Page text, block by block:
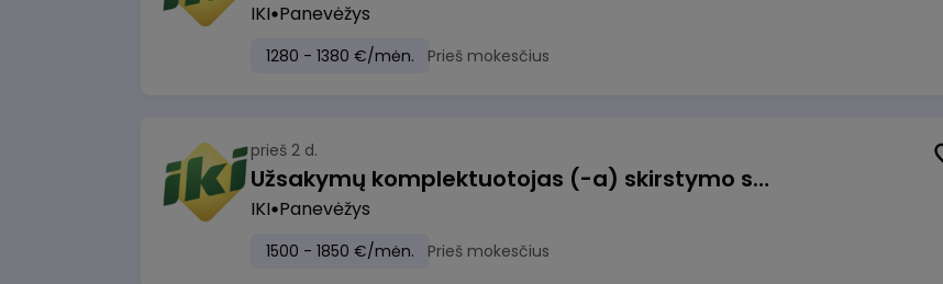
IKI Panevėžys
1280 - 1380 €/mėn. Prieš mokesčius
prieš 2 d.
Užsakymų komplektuotojas (-a) skirstymo sandėlyje
IKI Panevėžys
1500 - 1850 €/mėn. Prieš mokesčius